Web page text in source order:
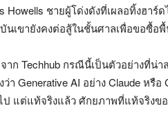
Howells ชายผู้โด่งดังที่เผลอทิ้งฮาร์
นเขายังคงต่อสู้ในชั้นศาลเพื่อขอซื้
าก Techhub กรณีนี้เป็นตัวอย่างที่น่
า Generative AI อย่าง Claude หรื
แต่แท้จริงแล้ว ศักยภาพที่แท้จริงข